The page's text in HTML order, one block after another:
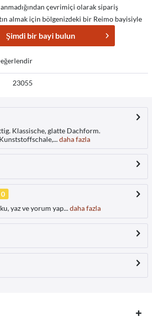
çevrimiçi olarak sipariş
almak için bölgenizdeki bir Reimo bayisiyle
Şimdi bir bayi bulun
23055
Klassische, glatte Dachform.
daha fazla
0
yaz ve yorum yap...daha fazla